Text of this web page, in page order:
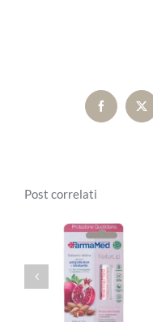
FacebookX
Post correlati